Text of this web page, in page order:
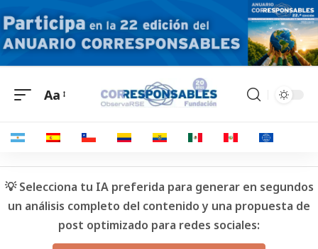
Aa
💡 Selecciona tu IA preferida para generar en segundos
un análisis completo del contenido y una propuesta de
post optimizado para redes sociales: